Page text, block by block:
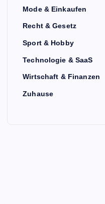
Mode & Einkaufen
Recht & Gesetz
Sport & Hobby
Technologie & SaaS
Wirtschaft & Finanzen
Zuhause